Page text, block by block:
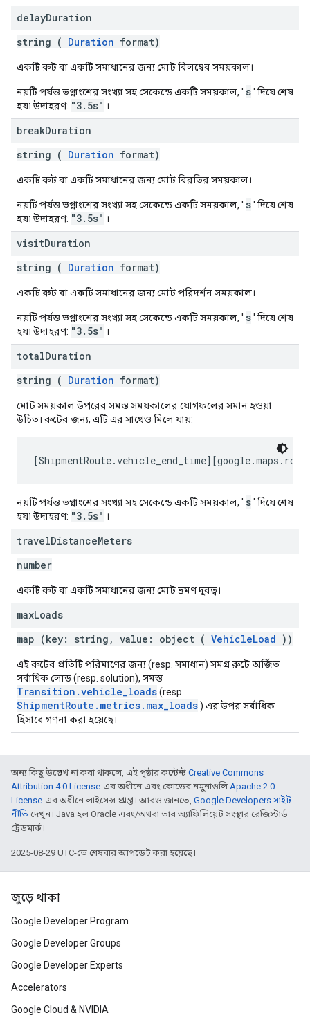
delayDuration
string ( Duration format)
একটি রুট বা একটি সমাধানের জন্য মোট বিলম্বের সময়কাল।
নয়টি পর্যন্ত ভগ্নাংশের সংখ্যা সহ সেকেন্ডে একটি সময়কাল, ' s' দিয়ে শেষ
হয়৷ উদাহরণ: "3.5s" ।
breakDuration
string ( Duration format)
একটি রুট বা একটি সমাধানের জন্য মোট বিরতির সময়কাল।
নয়টি পর্যন্ত ভগ্নাংশের সংখ্যা সহ সেকেন্ডে একটি সময়কাল, ' s' দিয়ে শেষ
হয়৷ উদাহরণ: "3.5s" ।
visitDuration
string ( Duration format)
একটি রুট বা একটি সমাধানের জন্য মোট পরিদর্শন সময়কাল।
নয়টি পর্যন্ত ভগ্নাংশের সংখ্যা সহ সেকেন্ডে একটি সময়কাল, ' s' দিয়ে শেষ
হয়৷ উদাহরণ: "3.5s" ।
totalDuration
string ( Duration format)
মোট সময়কাল উপরের সমস্ত সময়কালের যোগফলের সমান হওয়া
উচিত। রুটের জন্য, এটি এর সাথেও মিলে যায়:
নয়টি পর্যন্ত ভগ্নাংশের সংখ্যা সহ সেকেন্ডে একটি সময়কাল, ' s' দিয়ে শেষ
হয়৷ উদাহরণ: "3.5s" ।
travelDistanceMeters
number
একটি রুট বা একটি সমাধানের জন্য মোট ভ্রমণ দূরত্ব।
maxLoads
map (key: string, value: object ( VehicleLoad ))
এই রুটের প্রতিটি পরিমাণের জন্য (resp. সমাধান) সমগ্র রুটে অর্জিত
সর্বাধিক লোড (resp. solution), সমস্ত
Transition.vehicle_loads(resp.
ShipmentRoute.metrics.max_loads) এর উপর সর্বাধিক
হিসাবে গণনা করা হয়েছে।
অন্য কিছু উল্লেখ না করা থাকলে, এই পৃষ্ঠার কন্টেন্ট Creative Commons
Attribution 4.0 License-এর অধীনে এবং কোডের নমুনাগুলিApache 2.0
License-এর অধীনে লাইসেন্স প্রাপ্ত। আরও জানতে, Google Developers সাইট
নীতি দেখুন। Java হল Oracle এবং/অথবা তার অ্যাফিলিয়েট সংস্থার রেজিস্টার্ড
ট্রেডমার্ক।
2025-08-29 UTC-তে শেষবার আপডেট করা হয়েছে।
জুড়ে থাকা
Google Developer Program
Google Developer Groups
Google Developer Experts
Accelerators
Google Cloud & NVIDIA